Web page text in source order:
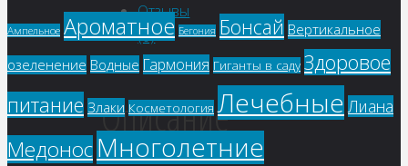
Отзывы
(0)
Описание
Ампельное Ароматное Бегония Бонсай Вертикальное
озеленение Водные Гармония Гиганты в саду Здоровое
питание Злаки Косметология Лечебные Лиана
МедоносМноголетние